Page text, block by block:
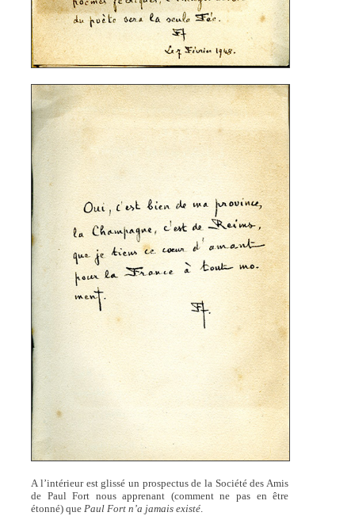
A l’intérieur est glissé un prospectus de la Société des Amis
de Paul Fort nous apprenant (comment ne pas en être
étonné) quePaul Fort n’a jamais existé.